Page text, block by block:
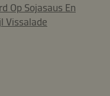
Op Sojasaus En
Vissalade